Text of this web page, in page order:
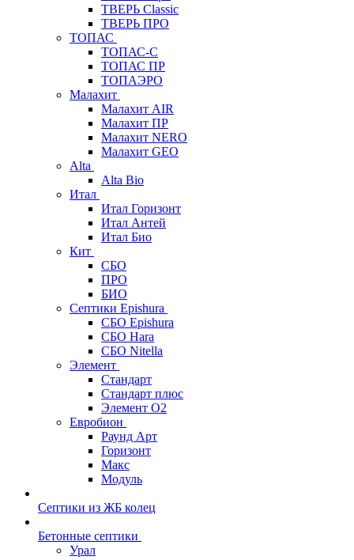
ТВЕРЬ Classic
ТВЕРЬ ПРО
ТОПАС
ТОПАС-С
ТОПАС ПР
ТОПАЭРО
Малахит
Малахит AIR
Малахит ПР
Малахит NERO
Малахит GEO
Alta
Alta Bio
Итал
Итал Горизонт
Итал Антей
Итал Био
Кит
СБО
ПРО
БИО
Септики Epishura
СБО Epishura
СБО Hara
СБО Nitella
Элемент
Стандарт
Стандарт плюс
Элемент О2
Евробион
Раунд Арт
Горизонт
Макс
Модуль
Септики из ЖБ колец
Бетонные септики
Урал